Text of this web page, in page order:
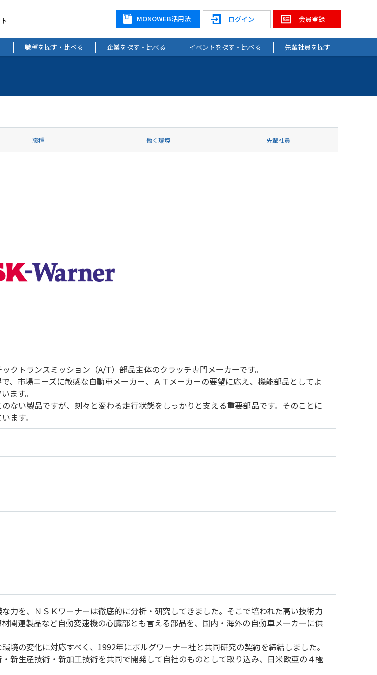
会員登録
ログイン
MONOWEB活用法
職種を探す・比べる 企業を探す・比べる イベントを探す・比べる 先輩社員を探す
職種 働く環境 先輩社員
クトランスミッション（A/T）部品主体のクラッチ専門メーカーです。
、市場ニーズに敏感な自動車メーカー、ＡＴメーカーの要望に応え、機能部品としてよ
ます。
ない製品ですが、刻々と変わる走行状態をしっかりと支える重要部品です。そのことに
ます。
な力を、ＮＳＫワーナーは徹底的に分析・研究してきました。そこで培われた高い技術力
関連製品など自動変速機の心臓部とも言える部品を、国内・海外の自動車メーカーに供
境の変化に対応すべく、1992年にボルグワーナー社と共同研究の契約を締結しました。
新生産技術・新加工技術を共同で開発して自社のものとして取り込み、日米欧亜の４極